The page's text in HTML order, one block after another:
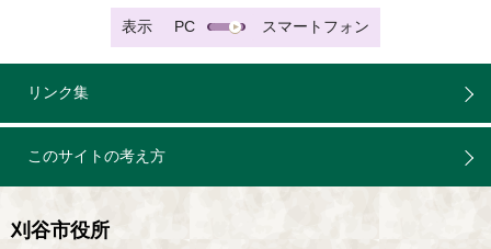
表示 PC スマートフォン
リンク集
このサイトの考え方
刈谷市役所